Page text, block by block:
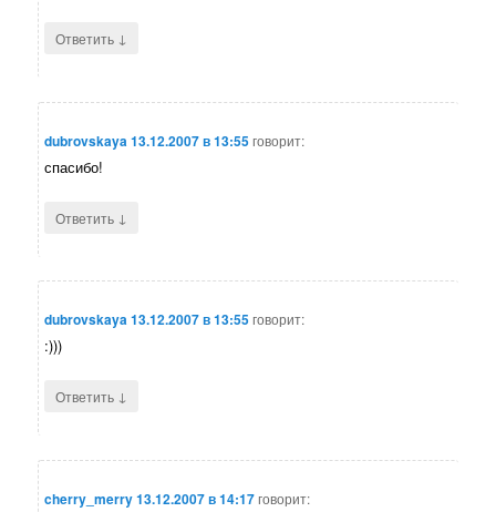
Ответить ↓
dubrovskaya13.12.2007 в 13:55говорит:
спасибо!
Ответить ↓
dubrovskaya13.12.2007 в 13:55говорит:
:)))
Ответить ↓
cherry_merry13.12.2007 в 14:17говорит: